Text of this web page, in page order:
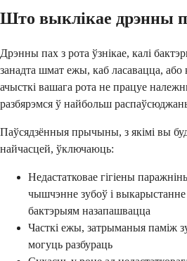
Што выклікае дрэнны
Дрэнны пах з рота ўзнікае, калі
занадта шмат ежы, каб ласавацца, або
ачысткі вашага рота не працуе
разбярэмся ў найбольш
Паўсядзённыя прычыны, з якімі вы
найчасцей, ўключаюць:
Недастатковае гігіены
чышчэнне зубоў і выкарыстанне
бактэрыям назапашвацца
Часткі ежы, затрыманыя паміж
могуць разбураць